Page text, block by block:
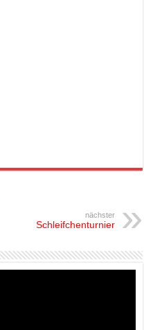
nächster
Schleifchenturnier